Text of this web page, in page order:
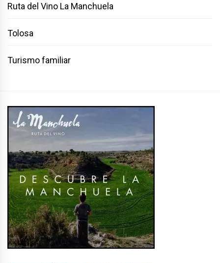
Ruta del Vino La Manchuela
Tolosa
Turismo familiar